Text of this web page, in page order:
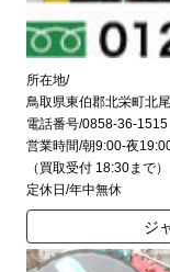
所在地/
鳥取県東伯郡北栄町北
電話番号/0858-36-1515
営業時間/朝9:00-夜
（買取受付 18:30まで）
定休日/年中無休
ジ